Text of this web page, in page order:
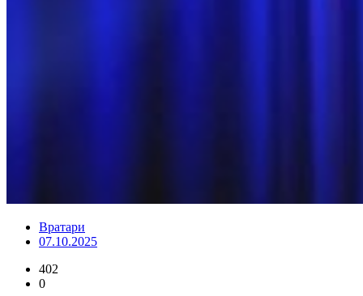
Вратари
07.10.2025
402
0